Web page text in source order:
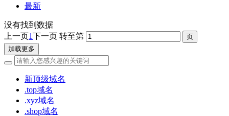
最新
没有找到数据
上一页1下一页 转至第
加载更多
新顶级域名
.top域名
.xyz域名
.shop域名